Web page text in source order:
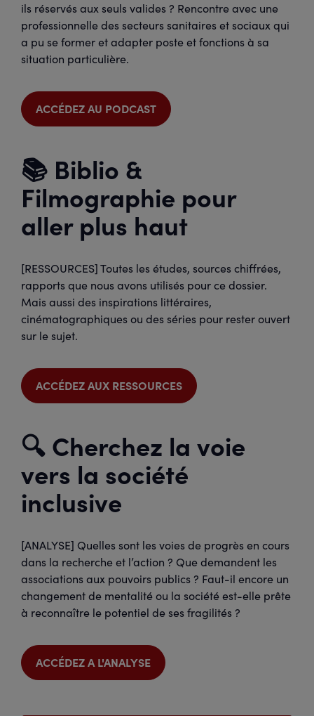
ils réservés aux seuls valides ? Rencontre avec une
professionnelle des secteurs sanitaires et sociaux qui
a pu se former et adapter poste et fonctions à sa
situation particulière.
ACCÉDEZ AU PODCAST
📚 Biblio &
Filmographie pour
aller plus haut
[RESSOURCES] Toutes les études, sources chiffrées,
rapports que nous avons utilisés pour ce dossier.
Mais aussi des inspirations littéraires,
cinématographiques ou des séries pour rester ouvert
sur le sujet.
ACCÉDEZ AUX RESSOURCES
🔍 Cherchez la voie
vers la société
inclusive
[ANALYSE] Quelles sont les voies de progrès en cours
dans la recherche et l’action ? Que demandent les
associations aux pouvoirs publics ? Faut-il encore un
changement de mentalité ou la société est-elle prête
à reconnaître le potentiel de ses fragilités ?
ACCÉDEZ A L'ANALYSE